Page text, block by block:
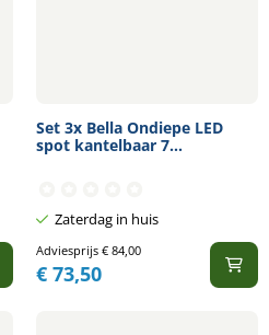
Set 3x Bella Ondiepe LED
spot kantelbaar 7...
Zaterdag in huis
Adviesprijs €84,00
€73,50